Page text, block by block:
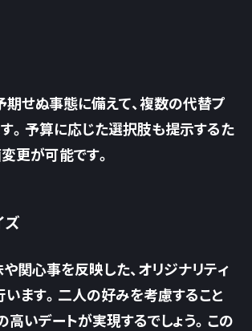
せぬ事態に備えて、複数の代替プ
。予算に応じた選択肢も提示するた
更が可能です。
ズ
関心事を反映した、オリジナリティ
ます。二人の好みを考慮すること
高いデートが実現するでしょう。この